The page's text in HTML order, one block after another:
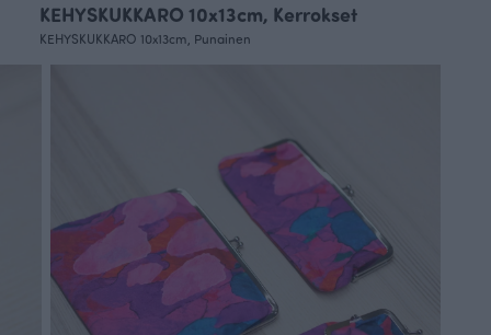
KEHYSKUKKARO 10x13cm, Kerrokset
KEHYSKUKKARO 10x13cm, Punainen